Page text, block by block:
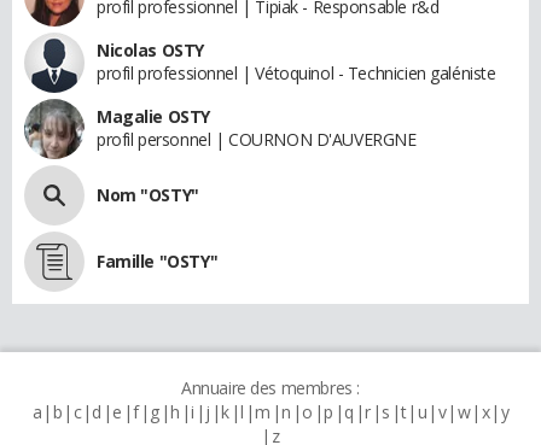
profil professionnel | Tipiak - Responsable r&d
Nicolas OSTY
profil professionnel | Vétoquinol - Technicien galéniste
Magalie OSTY
profil personnel | COURNON D'AUVERGNE
Nom "OSTY"
Famille "OSTY"
Annuaire des membres :
a b c d e f g h i j k l m n o p q r s t u v w x y
z